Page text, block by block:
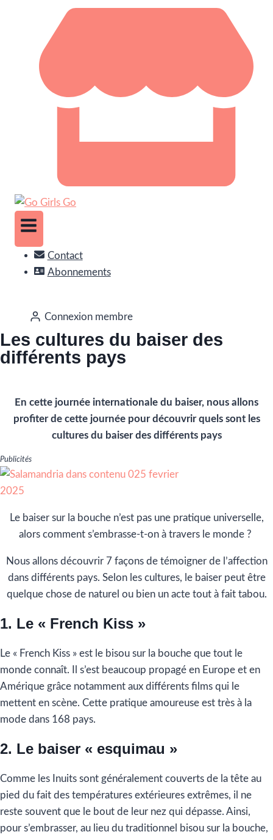
Contact
Abonnements
Connexion membre
Les cultures du baiser des
différents pays
En cette journée internationale du baiser, nous allons
profiter de cette journée pour découvrir quels sont les
cultures du baiser des différents pays
Publicités
Le baiser sur la bouche n’est pas une pratique universelle,
alors comment s’embrasse-t-on à travers le monde ?
Nous allons découvrir 7 façons de témoigner de l’affection
dans différents pays. Selon les cultures, le baiser peut être
quelque chose de naturel ou bien un acte tout à fait tabou.
1. Le « French Kiss »
Le « French Kiss » est le bisou sur la bouche que tout le
monde connaît. Il s’est beaucoup propagé en Europe et en
Amérique grâce notamment aux différents films qui le
mettent en scène. Cette pratique amoureuse est très à la
mode dans 168 pays.
2. Le baiser « esquimau »
Comme les Inuits sont généralement couverts de la tête au
pied du fait des températures extérieures extrêmes, il ne
reste souvent que le bout de leur nez qui dépasse. Ainsi,
pour s’embrasser, au lieu du traditionnel bisou sur la bouche,